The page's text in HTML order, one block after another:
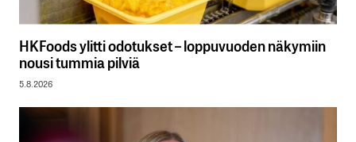
HKFoods ylitti odotukset – loppuvuoden näkymiin
nousi tummia pilviä
5.8.2026